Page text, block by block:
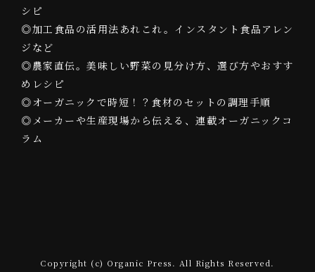
シピ
◎加工食品の活用法あれこれ。インスタント食品アレン
ジなど
◎農家直伝。美味しい野菜の見分け方、選び方やおすす
めレシピ
◎オーガニックで時短！？食材のセットの調理手順
◎メーカーや生産現場から伝える、連載オーガニックコ
ラム
Copyright (c) Organic Press. All Rights Reserved.